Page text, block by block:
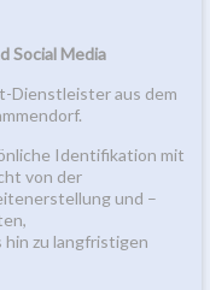
Social Media
Dienstleister aus dem
Identifikation mit
von der
und –
zu langfristigen